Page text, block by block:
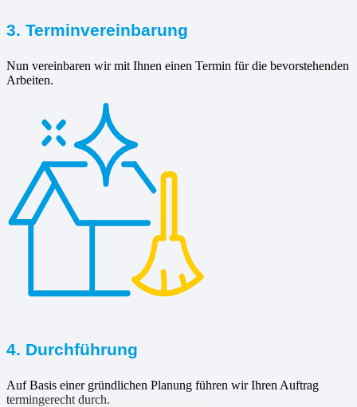
3. Terminvereinbarung
Nun vereinbaren wir mit Ihnen einen Termin für die bevorstehenden
Arbeiten.
4. Durchführung
Auf Basis einer gründlichen Planung führen wir Ihren Auftrag
termingerecht durch.